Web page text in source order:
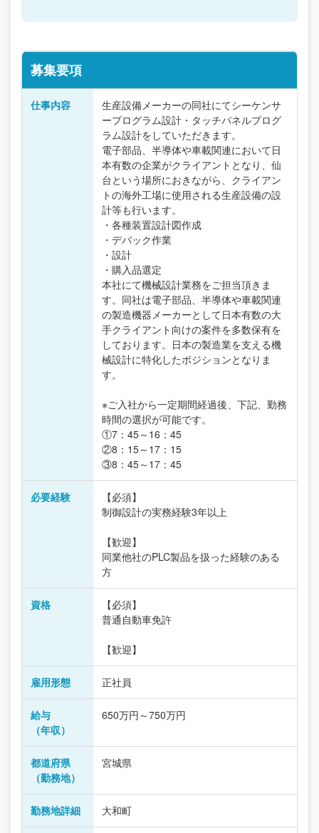
募集要項
仕事内容
生産設備メーカーの同社にてシーケンサ
ープログラム設計・タッチパネルプログ
ラム設計をしていただきます。
電子部品、半導体や車載関連において日
本有数の企業がクライアントとなり、仙
台という場所におきながら、クライアン
トの海外工場に使用される生産設備の設
計等も行います。
・各種装置設計図作成
・デバック作業
・設計
・購入品選定
本社にて機械設計業務をご担当頂きま
す。同社は電子部品、半導体や車載関連
の製造機器メーカーとして日本有数の大
手クライアント向けの案件を多数保有を
しております。日本の製造業を支える機
械設計に特化したポジションとなりま
す。
※ご入社から一定期間経過後、下記、勤務
時間の選択が可能です。
①7：45～16：45
②8：15～17：15
③8：45～17：45
必要経験
【必須】
制御設計の実務経験3年以上
【歓迎】
同業他社のPLC製品を扱った経験のある
方
資格
【必須】
普通自動車免許
【歓迎】
雇用形態 正社員
給与
（年収）
650万円～750万円
都道府県
（勤務地）
宮城県
勤務地詳細 大和町